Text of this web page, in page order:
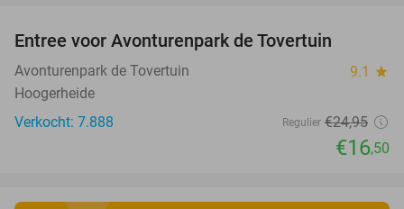
Entree voor Avonturenpark de Tovertuin
Avonturenpark de Tovertuin 9.1 star
Hoogerheide
Verkocht: 7.888
Regulier €24,95
€16,50